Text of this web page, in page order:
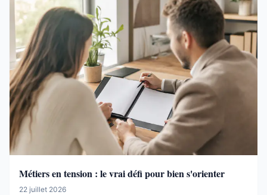
Métiers en tension : le vrai défi pour bien s'orienter
22 juillet 2026